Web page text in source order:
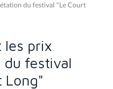
du festival "Le Court
les prix
festival
Long"